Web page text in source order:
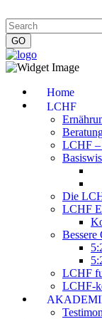
Home
LCHF
LCHF –
Die
LCHF
Bessere
LCHF
LCHF-